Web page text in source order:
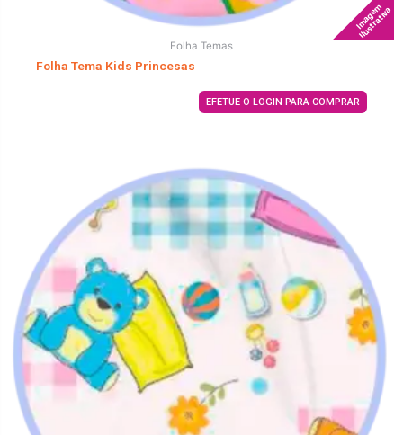
Imagem
Ilustrativa
Folha Temas
Folha Tema Kids Princesas
EFETUE O LOGIN PARA COMPRAR